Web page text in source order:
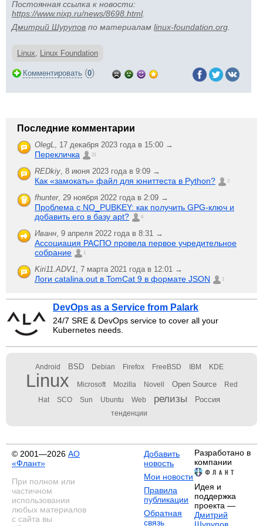
Постоянная ссылка к новости:
https://www.nixp.ru/news/8698.html.
Дмитрий Шурупов по материалам linux-foundation.org
Linux, Linux Foundation
Комментировать (0)
Последние комментарии
OlegL, 17 декабря 2023 года в 15:00 →
Перекличка 21
REDkiy, 8 июня 2023 года в 9:09 →
Как «замокать» файл для юниттеста в Python? 2
fhunter, 29 ноября 2022 года в 2:09 →
Проблема с NO_PUBKEY: как получить GPG-ключ и
добавить его в базу apt?
6
Иванн, 9 апреля 2022 года в 8:31 →
Ассоциация РАСПО провела первое учредительное
собрание
1
Kiri11.ADV1, 7 марта 2021 года в 12:01 →
Логи catalina.out в TomCat 9 в формате JSON 1
DevOps as a Service from Palark
24/7 SRE & DevOps service to cover all your
Kubernetes needs.
Android BSD Debian Firefox FreeBSD IBM KDE
Linux Microsoft Mozilla Novell Open Source Red
Hat SCO Sun Ubuntu Web релизы Россия
тенденции
© 2001—2026 АО
«Флант»
При полном или
частичном
использовании
любых материалов
с сайта вы
Добавить
новость
Мои новости
Правила
публикации
Обратная
связь
Разработано в
компании
Идея и
поддержка
проекта —
Дмитрий